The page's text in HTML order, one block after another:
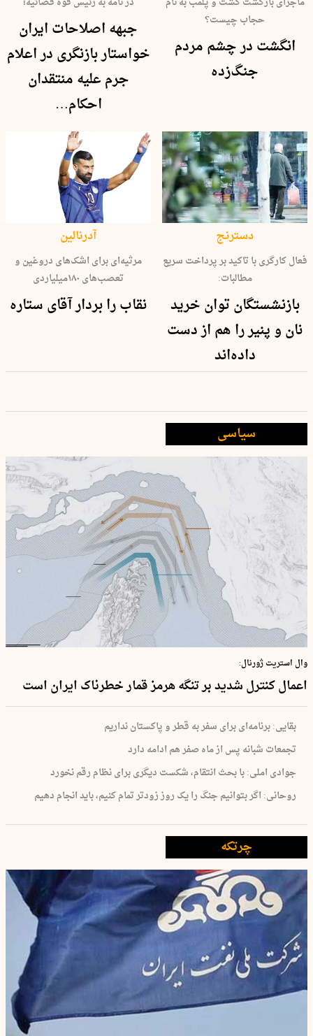
حجاب چیست؟
انگشت در چشم مردم
جنگ‌زده
جبهه اصلاحات ایران
خواستار بازنگری در اعلام
جرم علیه منتقدان
احکام…
دسترنج
فعال کارگری با تاکید بر پرداخت سریع
مطالبات:
بازنشستگان توان خرید
نان و پنیر را هم از دست
داده‌اند
آدرنالین
مرثیه‌ای برای اشک‌های دروغین و
تعصب‌های ۱۸۰‌میلیاردی
نقاب را بردار آقای ستاره
سیاسی
وال استریت ژورنال:
اعمال کنترل شدید بر تنگه هرمز قمار خطرناک ایران است
بقایی: برنامه‌ای برای سفر به قطر و پاکستان نداریم
تجمعات شبانه پس از ماه صفر هم ادامه دارد
جوادی املی: با بحث انتقام، شکست دیگری برای نظام رقم نخورد
روحانی: اگر بتوانیم جنگ را یک روز زودتر تمام کنیم، باید انجام دهیم
چرتکه